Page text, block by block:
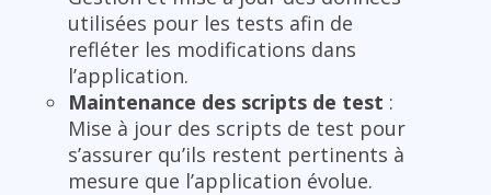
utilisées pour les tests afin de
refléter les modifications dans
l’application.
Maintenance des scripts de test :
Mise à jour des scripts de test pour
s’assurer qu’ils restent pertinents à
mesure que l’application évolue.